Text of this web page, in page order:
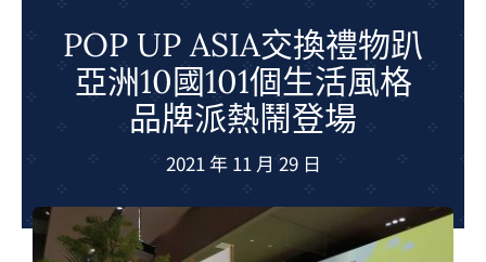
生活美學
室內設計
夢想TV
POP UP ASIA交換禮物趴
亞洲10國101個生活風格
品牌派熱鬧登場
2021 年 11 月 29 日